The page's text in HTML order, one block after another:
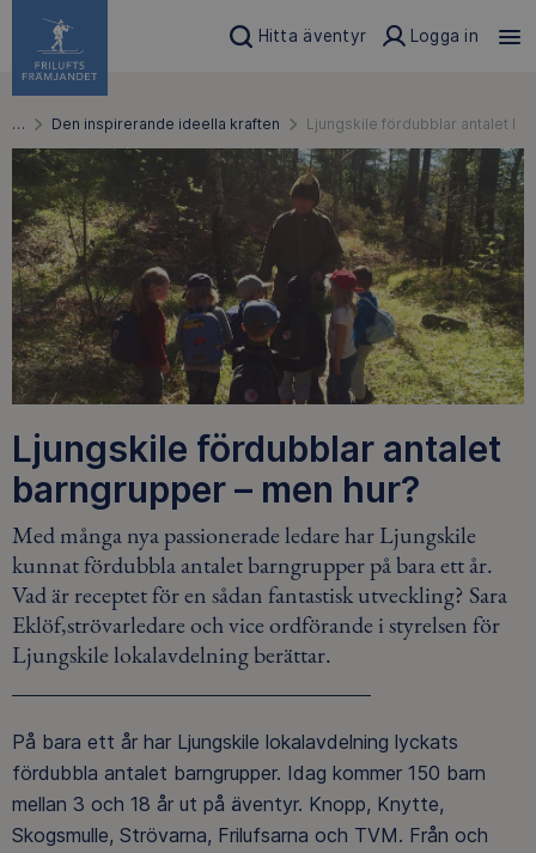
Hitta äventyr Logga in
… Den inspirerande ideella kraften Ljungskile fördubblar antalet
Ljungskile fördubblar antalet
barngrupper – men hur?
Med många nya passionerade ledare har Ljungskile
kunnat fördubbla antalet barngrupper på bara ett år.
Vad är receptet för en sådan fantastisk utveckling? Sara
Eklöf,strövarledare och vice ordförande i styrelsen för
Ljungskile lokalavdelning berättar.
På bara ett år har Ljungskile lokalavdelning lyckats
fördubbla antalet barngrupper. Idag kommer 150 barn
mellan 3 och 18 år ut på äventyr. Knopp, Knytte,
Skogsmulle, Strövarna, Frilufsarna och TVM. Från och